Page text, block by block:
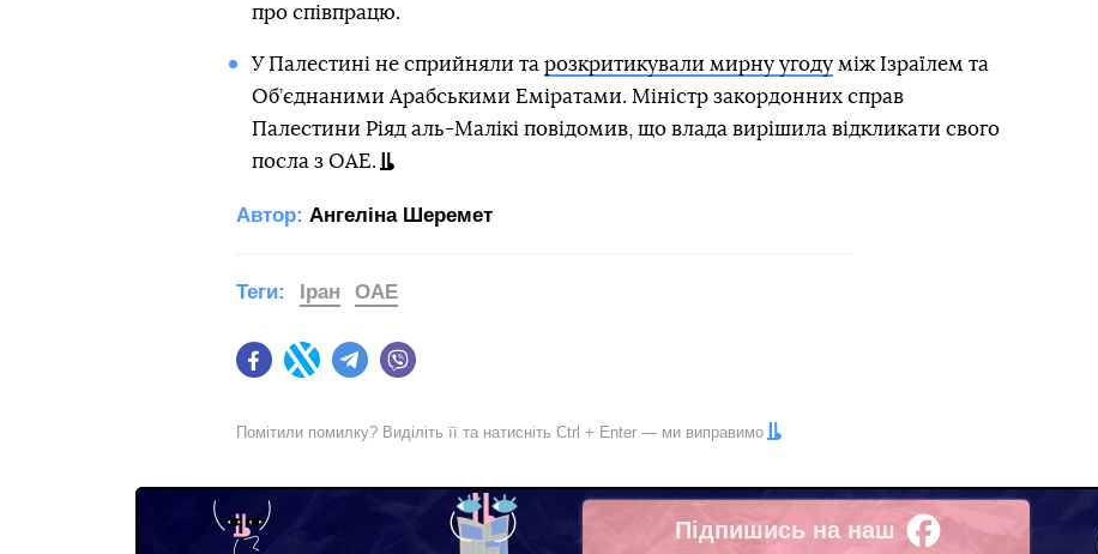
про співпрацю.
У Палестині не сприйняли та розкритикували мирну угодуміж Ізраїлем та
Об’єднаними Арабськими Еміратами. Міністр закордонних справ
Палестини Ріяд аль-Малікі повідомив, що влада вирішила відкликати свого
посла з ОАЕ.
Автор: Ангеліна Шеремет
FacebookTwitter Telegram
Теги: Іран ОАЕ
Помітили помилку? Виділіть її та натисніть Ctrl + Enter — ми виправимо
Підпишись на наш
Facebook